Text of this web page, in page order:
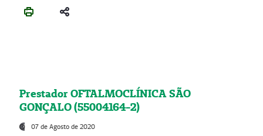
Prestador OFTALMOCLÍNICA SÃO
GONÇALO (55004164-2)
07 de Agosto de 2020